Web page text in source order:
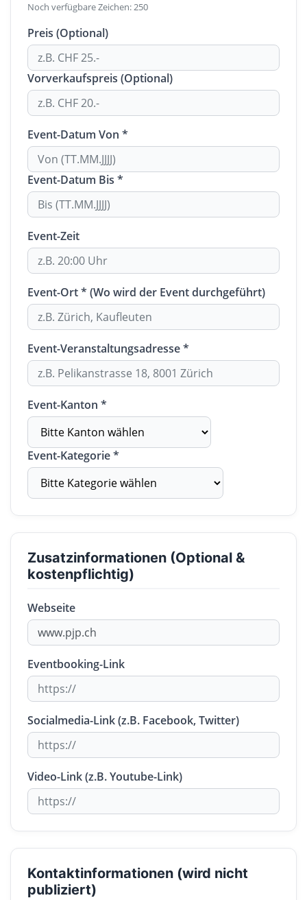
Noch verfügbare Zeichen:250
Preis (Optional)
Vorverkaufspreis (Optional)
Event-Datum Von *
Event-Datum Bis *
Event-Zeit
Event-Ort * (Wo wird der Event durchgeführt)
Event-Veranstaltungsadresse *
Event-Kanton *
Event-Kategorie *
Zusatzinformationen (Optional &
kostenpflichtig)
Webseite
Eventbooking-Link
Socialmedia-Link (z.B. Facebook, Twitter)
Video-Link (z.B. Youtube-Link)
Kontaktinformationen (wird nicht
publiziert)